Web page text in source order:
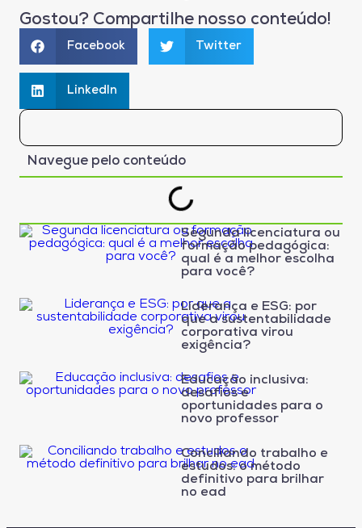
Gostou? Compartilhe nosso conteúdo!
Facebook Twitter
LinkedIn
Navegue pelo conteúdo
Segunda licenciatura ou
formação pedagógica:
qual é a melhor escolha
para você?
Liderança e ESG: por
que a sustentabilidade
corporativa virou
exigência?
Educação inclusiva:
desafios e
oportunidades para o
novo professor
Conciliando trabalho e
estudos: o método
definitivo para brilhar
no ead